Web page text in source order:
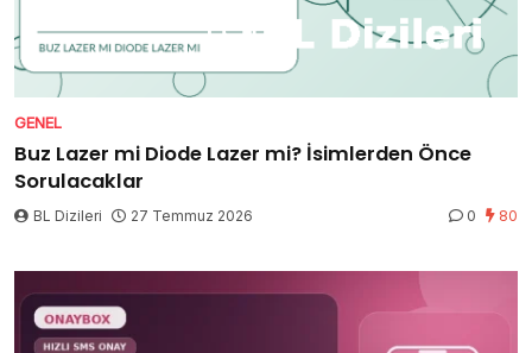
GENEL
Buz Lazer mi Diode Lazer mi? İsimlerden Önce
Sorulacaklar
BL Dizileri 27 Temmuz 2026 0 80